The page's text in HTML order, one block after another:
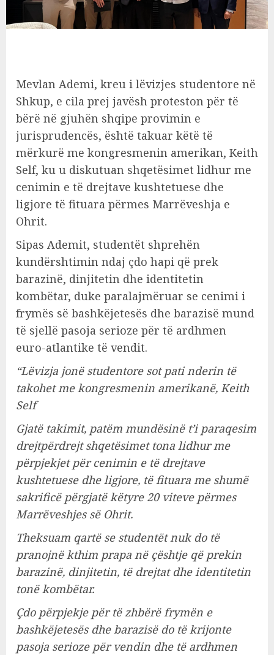
Mevlan Ademi, kreu i lëvizjes studentore në
Shkup, e cila prej javësh proteston për të
bërë në gjuhën shqipe provimin e
jurisprudencës, është takuar këtë të
mërkurë me kongresmenin amerikan, Keith
Self, ku u diskutuan shqetësimet lidhur me
cenimin e të drejtave kushtetuese dhe
ligjore të fituara përmes Marrëveshja e
Ohrit.
Sipas Ademit, studentët shprehën
kundërshtimin ndaj çdo hapi që prek
barazinë, dinjitetin dhe identitetin
kombëtar, duke paralajmëruar se cenimi i
frymës së bashkëjetesës dhe barazisë mund
të sjellë pasoja serioze për të ardhmen
euro-atlantike të vendit.
“Lëvizja jonë studentore sot pati nderin të
takohet me kongresmenin amerikanë, Keith
Self
Gjatë takimit, patëm mundësinë t’i paraqesim
drejtpërdrejt shqetësimet tona lidhur me
përpjekjet për cenimin e të drejtave
kushtetuese dhe ligjore, të fituara me shumë
sakrificë përgjatë këtyre 20 viteve përmes
Marrëveshjes së Ohrit.
Theksuam qartë se studentët nuk do të
pranojnë kthim prapa në çështje që prekin
barazinë, dinjitetin, të drejtat dhe identitetin
tonë kombëtar.
Çdo përpjekje për të zhbërë frymën e
bashkëjetesës dhe barazisë do të krijonte
pasoja serioze për vendin dhe të ardhmen